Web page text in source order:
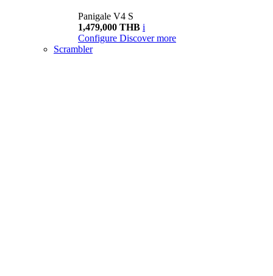
Panigale V4 S
1,479,000 THB i
Configure Discover more
Scrambler